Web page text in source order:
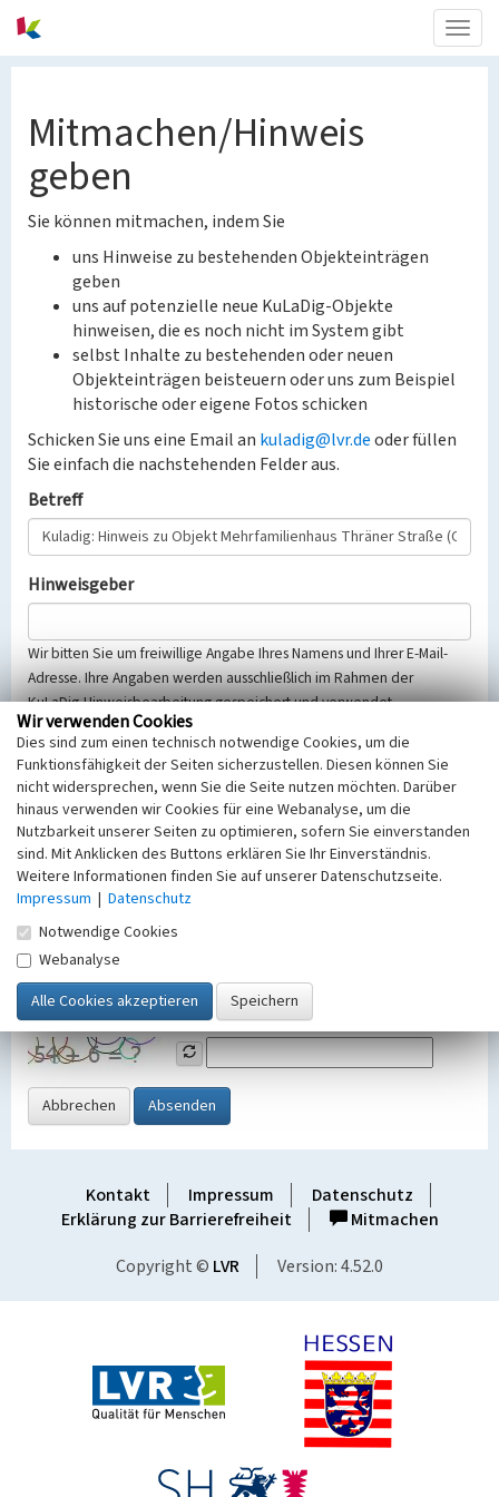
Mitmachen/Hinweis
geben
Sie können mitmachen, indem Sie
uns Hinweise zu bestehenden Objekteinträgen
geben
uns auf potenzielle neue KuLaDig-Objekte
hinweisen, die es noch nicht im System gibt
selbst Inhalte zu bestehenden oder neuen
Objekteinträgen beisteuern oder uns zum Beispiel
historische oder eigene Fotos schicken
Schicken Sie uns eine Email an kuladig@lvr.deoder füllen
Sie einfach die nachstehenden Felder aus.
Betreff
Hinweisgeber
Wir bitten Sie um freiwillige Angabe Ihres Namens und Ihrer E-Mail-
Adresse. Ihre Angaben werden ausschließlich im Rahmen der
KuLaDig-Hinweisbearbeitung gespeichert und verwendet.
Selbstverständlich werden diese entsprechend der Vorschriften des
Telemediengesetzes, des Datenschutzgesetzes NRW und der seit
dem 25.05.2018 gültigen Europäischen Datenschutzgrundverordnung
(EU-DSGVO) vertraulich behandelt, beachten Sie bitte unsere
Hinweise zumDatenschutz
Nachricht
SicherheitsabfrageTragen Sie unten das Rechenergebnis aus der
Grafik ein
Abbrechen Absenden
Kontakt Impressum
Datenschutz
Erklärung zur Barrierefreiheit
Mitmachen
Copyright © LVR Version: 4.52.0
Wir verwenden Cookies
Dies sind zum einen technisch notwendige Cookies, um die
Funktionsfähigkeit der Seiten sicherzustellen. Diesen können Sie
nicht widersprechen, wenn Sie die Seite nutzen möchten. Darüber
hinaus verwenden wir Cookies für eine Webanalyse, um die
Nutzbarkeit unserer Seiten zu optimieren, sofern Sie einverstanden
sind. Mit Anklicken des Buttons erklären Sie Ihr Einverständnis.
Weitere Informationen finden Sie auf unserer Datenschutzseite.
Impressum | Datenschutz
Notwendige Cookies
Webanalyse